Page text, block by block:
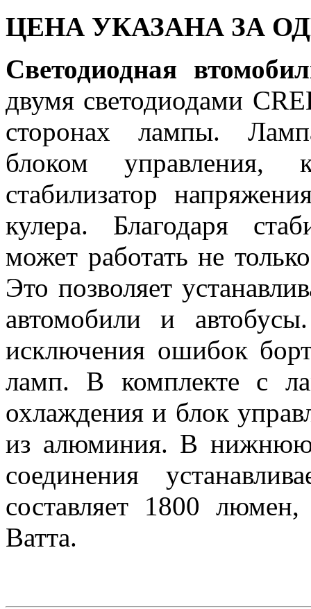
ЦЕНА УКАЗАНА ЗА
Светодиодная
двумя светодиодами
сторонах лампы.
блоком управления,
стабилизатор
кулера. Благодаря
может работать не
Это позволяет
автомобили и
исключения ошибок
ламп. В комплекте с
охлаждения и блок
из алюминия. В нижнюю
соединения
составляет 1800
Ватта.